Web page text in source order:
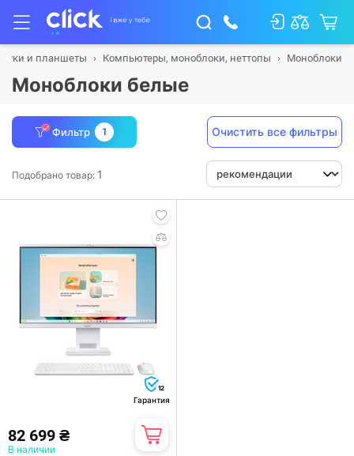
и планшеты Компьютеры, моноблоки, неттопы Моноблоки
Моноблоки белые
Фильтр 1 Очистить все фильтры
Подобрано товар: 1
12
Гарантия
82 699 ₴
В наличии